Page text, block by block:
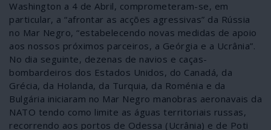
Washington a 4 de Abril, comprometeram-se, em
particular, a “afrontar as acções agressivas” da Rússia
no Mar Negro, “estabelecendo novas medidas de apoio
aos nossos próximos parceiros, a Geórgia e a Ucrânia”.
No dia seguinte, dezenas de navios e caças-
bombardeiros dos Estados Unidos, do Canadá, da
Grécia, da Holanda, da Turquia, da Roménia e da
Bulgária iniciaram no Mar Negro manobras aeronavais da
NATO tendo como limite as águas territoriais russas,
recorrendo aos portos de Odessa (Ucrânia) e de Poti